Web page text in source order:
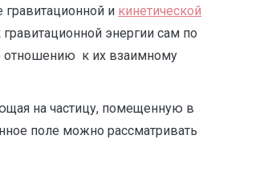
и кинетической
энергии сам по
отношению к их взаимному
на частицу, помещенную в
поле можно рассматривать